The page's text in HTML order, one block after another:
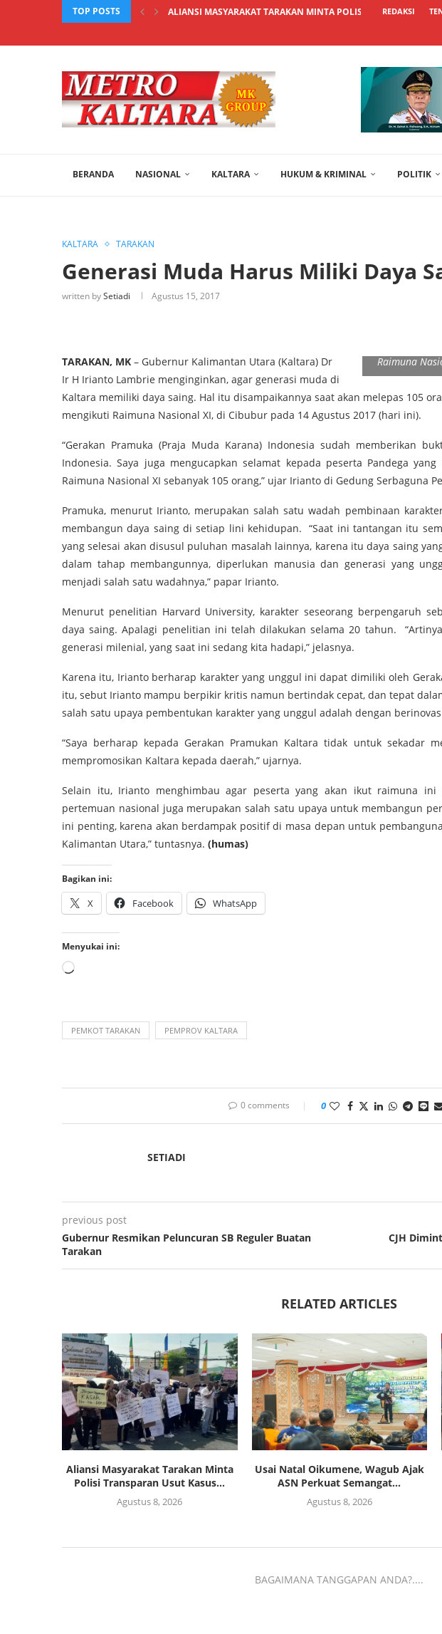
TOP POSTS ALIANSI MASYARAKAT TARAKAN MINTA POLISI TRANSPARAN
REDAKSI
BERANDA NASIONAL KALTARA HUKUM & KRIMINAL POLITIK
KALTARA TARAKAN
Generasi Muda Harus Miliki Daya
written bySetiadi Agustus 15, 2017
Raimuna
TARAKAN, MK – Gubernur Kalimantan Utara (Kaltara) Dr
Ir H Irianto Lambrie menginginkan, agar generasi muda di
Kaltara memiliki daya saing. Hal itu disampaikannya saat akan melepas 105
mengikuti Raimuna Nasional XI, di Cibubur pada 14 Agustus 2017 (hari ini).
“Gerakan Pramuka (Praja Muda Karana) Indonesia sudah memberikan
Indonesia. Saya juga mengucapkan selamat kepada peserta Pandega
Raimuna Nasional XI sebanyak 105 orang,” ujar Irianto di Gedung Serbaguna
Pramuka, menurut Irianto, merupakan salah satu wadah pembinaan
membangun daya saing di setiap lini kehidupan. “Saat ini tantangan itu
yang selesai akan disusul puluhan masalah lainnya, karena itu daya saing
dalam tahap membangunnya, diperlukan manusia dan generasi yang
menjadi salah satu wadahnya,” papar Irianto.
Menurut penelitian Harvard University, karakter seseorang berpengaruh
daya saing. Apalagi penelitian ini telah dilakukan selama 20 tahun.
generasi milenial, yang saat ini sedang kita hadapi,” jelasnya.
Karena itu, Irianto berharap karakter yang unggul ini dapat dimiliki oleh
itu, sebut Irianto mampu berpikir kritis namun bertindak cepat, dan tepat
salah satu upaya pembentukan karakter yang unggul adalah dengan
“Saya berharap kepada Gerakan Pramukan Kaltara tidak untuk sekadar
mempromosikan Kaltara kepada daerah,” ujarnya.
Selain itu, Irianto menghimbau agar peserta yang akan ikut raimuna ini
pertemuan nasional juga merupakan salah satu upaya untuk membangun
ini penting, karena akan berdampak positif di masa depan untuk
Kalimantan Utara,” tuntasnya. (humas)
Bagikan ini:
X Facebook WhatsApp
Menyukai ini:
PEMKOT TARAKAN PEMPROV KALTARA
0 comments 0
SETIADI
previous post
Gubernur Resmikan Peluncuran SB Reguler Buatan
Tarakan
CJH
RELATED ARTICLES
Aliansi Masyarakat Tarakan Minta
Polisi Transparan Usut Kasus...
Agustus 8, 2026
Usai Natal Oikumene, Wagub Ajak
ASN Perkuat Semangat...
Agustus 8, 2026
BAGAIMANA TANGGAPAN ANDA?....